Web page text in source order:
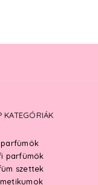
KATEGÓRIÁK
parfümök
szettek